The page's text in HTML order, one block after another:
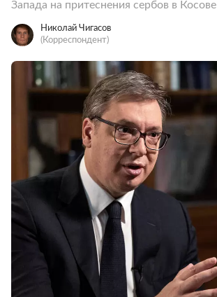
Запада на притеснения сербов в Косове
Николай Чигасов
(Корреспондент)